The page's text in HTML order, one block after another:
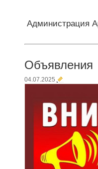
Администрация
Объявления
04.07.2025